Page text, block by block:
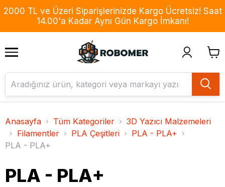
2000 TL ve Üzeri Siparişlerinizde Kargo Ücretsiz! Saat
14.00'a Kadar Aynı Gün Kargo İmkanı!
Anasayfa Tüm Kategoriler
3D Yazıcı Malzemeleri
Filamentler
PLA Çeşitleri
PLA - PLA+
PLA - PLA+
PLA - PLA+